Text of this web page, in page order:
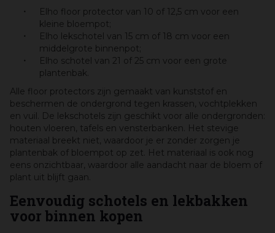
Elho floor protector van 10 of 12,5 cm voor een
kleine bloempot;
Elho lekschotel van 15 cm of 18 cm voor een
middelgrote binnenpot;
Elho schotel van 21 of 25 cm voor een grote
plantenbak.
Alle floor protectors zijn gemaakt van kunststof en
beschermen de ondergrond tegen krassen, vochtplekken
en vuil. De lekschotels zijn geschikt voor alle ondergronden:
houten vloeren, tafels en vensterbanken. Het stevige
materiaal breekt niet, waardoor je er zonder zorgen je
plantenbak of bloempot op zet. Het materiaal is ook nog
eens onzichtbaar, waardoor alle aandacht naar de bloem of
plant uit blijft gaan.
Eenvoudig schotels en lekbakken
voor binnen kopen